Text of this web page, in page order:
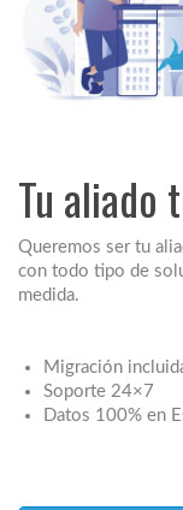
Tu aliado
Queremos ser tu
con todo tipo de
medida.
Migración
Soporte 24×7
Datos 100% en